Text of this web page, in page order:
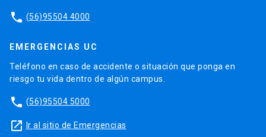
phone (56)95504 4000
EMERGENCIAS UC
Teléfono en caso de accidente o situación que ponga en
riesgo tu vida dentro de algún campus.
phone (56)95504 5000
launch Ir al sitio de Emergencias